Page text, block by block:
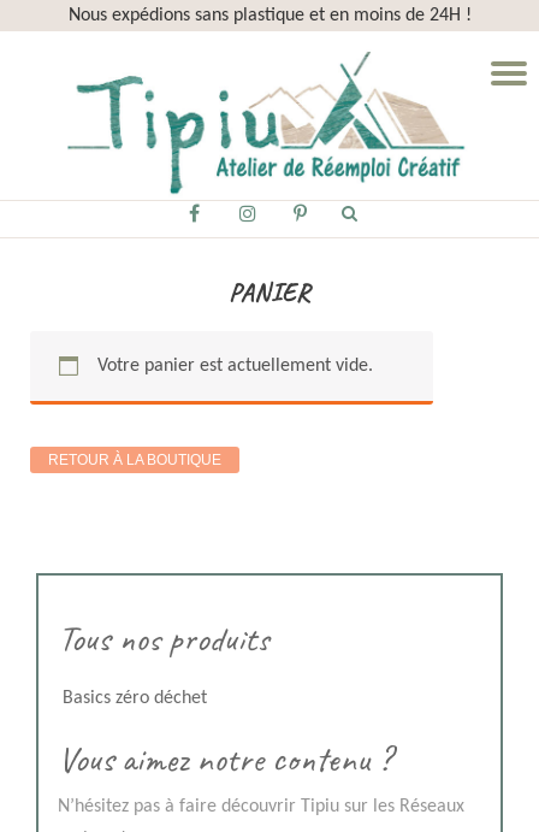
Nous expédions sans plastique et en moins de 24H !
fa-
fa-
fa-
p
PANIER
Votre panier est actuellement vide.
RETOUR À LA BOUTIQUE
Tous nos produits
Basics zéro déchet
Vous aimez notre contenu ?
N’hésitez pas à faire découvrir Tipiu sur les Réseaux